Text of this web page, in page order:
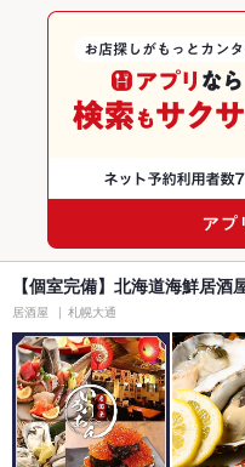
【個室完備】北海道海鮮居
居酒屋 札幌大通